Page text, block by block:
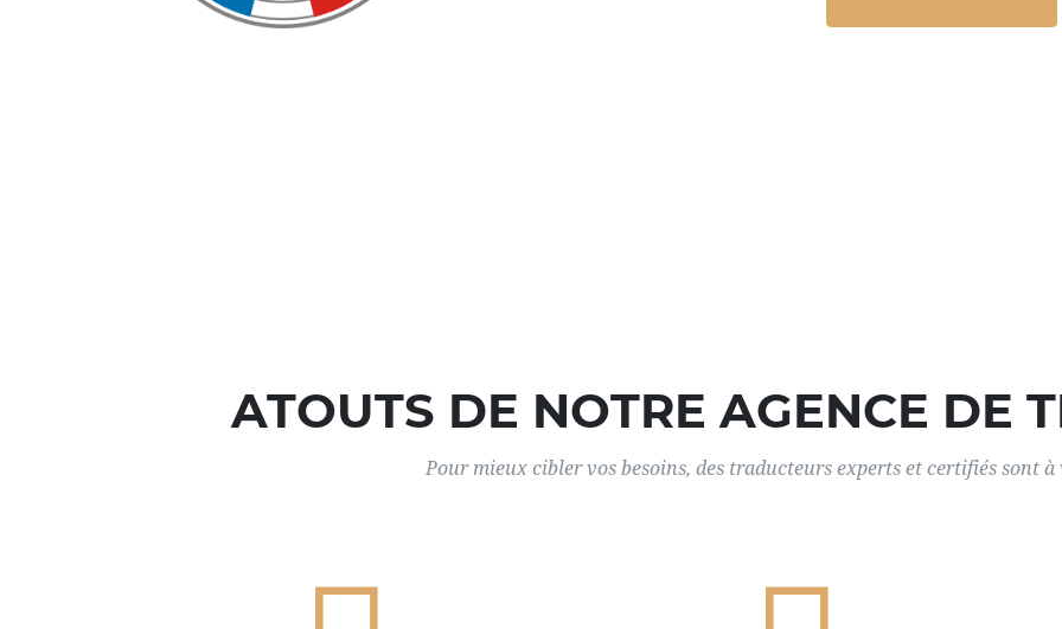
ATOUTS DE NOTRE AGENCE DE
Pour mieux cibler vos besoins, des traducteurs experts et certifiés sont à